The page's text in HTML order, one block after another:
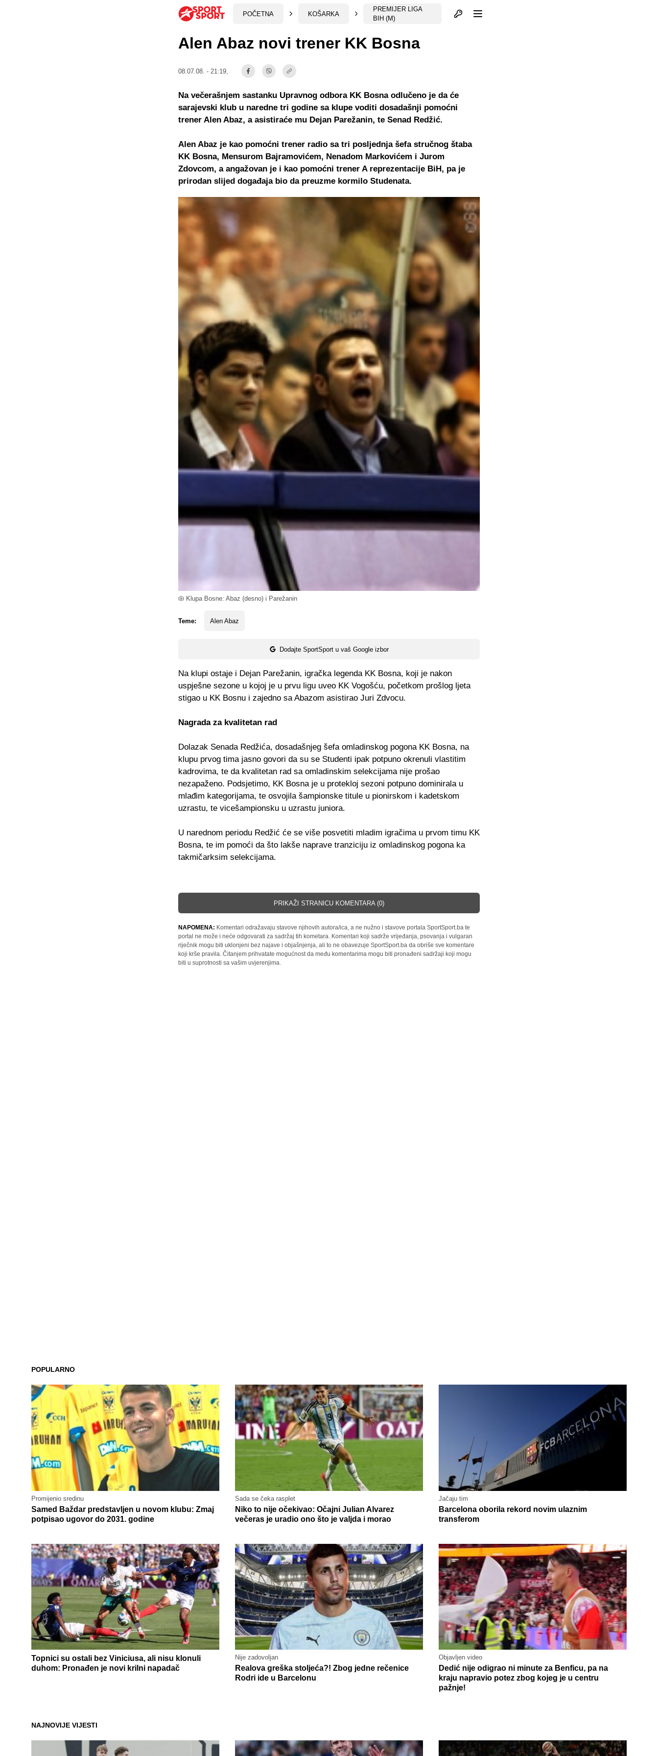
POČETNA KOŠARKA
PREMIJER LIGA
BIH (M)
Otvori profil
Klupa Bosne: Abaz (desno) i Parežanin
Alen Abaz novi trener KK Bosna
08.07.08. - 21:19,
Teme: Alen Abaz
Dodajte SportSport u vaš Google izbor
Na večerašnjem sastanku Upravnog odbora KK Bosna odlučeno je da će
sarajevski klub u naredne tri godine sa klupe voditi dosadašnji pomoćni
trener Alen Abaz, a asistiraće mu Dejan Parežanin, te Senad Redžić.
Alen Abaz je kao pomoćni trener radio sa tri posljednja šefa stručnog štaba
KK Bosna, Mensurom Bajramovićem, Nenadom Markovićem i Jurom
Zdovcom, a angažovan je i kao pomoćni trener A reprezentacije BiH, pa je
prirodan slijed događaja bio da preuzme kormilo Studenata.
Na klupi ostaje i Dejan Parežanin, igračka legenda KK Bosna, koji je nakon
uspješne sezone u kojoj je u prvu ligu uveo KK Vogošću, početkom prošlog ljeta
stigao u KK Bosnu i zajedno sa Abazom asistirao Juri Zdvocu.
Nagrada za kvalitetan rad
Dolazak Senada Redžića, dosadašnjeg šefa omladinskog pogona KK Bosna, na
klupu prvog tima jasno govori da su se Studenti ipak potpuno okrenuli vlastitim
kadrovima, te da kvalitetan rad sa omladinskim selekcijama nije prošao
nezapaženo. Podsjetimo, KK Bosna je u protekloj sezoni potpuno dominirala u
mlađim kategorijama, te osvojila šampionske titule u pionirskom i kadetskom
uzrastu, te vicešampionsku u uzrastu juniora.
U narednom periodu Redžić će se više posvetiti mladim igračima u prvom timu KK
Bosna, te im pomoći da što lakše naprave tranziciju iz omladinskog pogona ka
takmičarksim selekcijama.
PRIKAŽI STRANICU KOMENTARA (0)
NAPOMENA: Komentari odražavaju stavove njihovih autora/ica, a ne nužno i stavove portala SportSport.ba te
portal ne može i neće odgovarati za sadržaj tih kometara. Komentari koji sadrže vrijeđanja, psovanja i vulgaran
riječnik mogu biti uklonjeni bez najave i objašnjenja, ali to ne obavezuje SportSport.ba da obriše sve komentare
koji krše pravila. Čitanjem prihvatate mogućnost da među komentarima mogu biti pronađeni sadržaji koji mogu
biti u suprotnosti sa vašim uvjerenjima.
POPULARNO
Promijenio sredinu
Samed Baždar predstavljen u novom klubu: Zmaj
potpisao ugovor do 2031. godine
Sada se čeka rasplet
Niko to nije očekivao: Očajni Julian Alvarez
večeras je uradio ono što je valjda i morao
Jačaju tim
Barcelona oborila rekord novim ulaznim
transferom
Topnici su ostali bez Viniciusa, ali nisu klonuli
duhom: Pronađen je novi krilni napadač
Nije zadovoljan
Realova greška stoljeća?! Zbog jedne rečenice
Rodri ide u Barcelonu
Objavljen video
Dedić nije odigrao ni minute za Benficu, pa na
kraju napravio potez zbog kojeg je u centru
pažnje!
NAJNOVIJE VIJESTI